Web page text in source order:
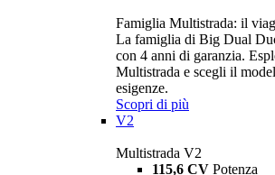
Famiglia Multistrada: il
La famiglia di Big Dual
con 4 anni di garanzia.
Multistrada e scegli il
esigenze.
Scopri di più
V2
Multistrada V2
115,6 CV Potenza